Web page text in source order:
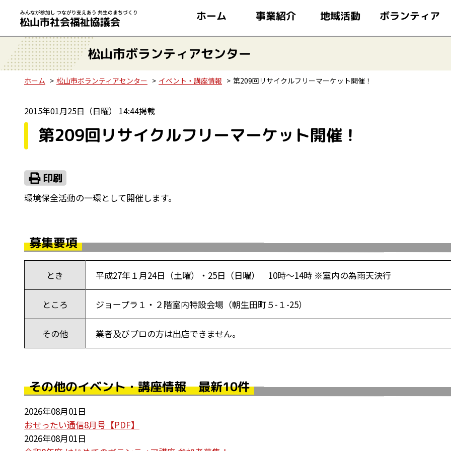
ホーム 事業紹介 地域活動 ボランティア
松山市ボランティアセンター
ホーム 松山市ボランティアセンター イベント・講座情報 第209回リサイクルフリーマーケット開催！
2015年01月25日（日曜） 14:44掲載
第209回リサイクルフリーマーケット開催！
環境保全活動の一環として開催します。
募集要項
とき 平成27年１月24日（土曜）・25日（日曜） 10時～14時 ※室内の為雨天決行
ところ ジョープラ１・２階室内特設会場（朝生田町５-１-25）
その他 業者及びプロの方は出店できません。
その他のイベント・講座情報 最新10件
2026年08月01日
おせったい通信8月号【PDF】
2026年08月01日